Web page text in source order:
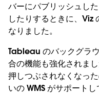
バーにパブリッシュし
したりするときに、Viz
なりました。
Tableau のバックグラ
合の機能も強化されま
押しつぶされなくなっ
いの WMS がサポート